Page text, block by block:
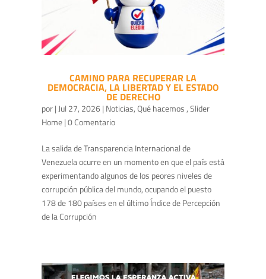
CAMINO PARA RECUPERAR LA
DEMOCRACIA, LA LIBERTAD Y EL ESTADO
DE DERECHO
por| Jul 27, 2026| Noticias,Qué hacemos ,Slider
Home| 0 Comentario
La salida de Transparencia Internacional de
Venezuela ocurre en un momento en que el país está
experimentando algunos de los peores niveles de
corrupción pública del mundo, ocupando el puesto
178 de 180 países en el último Índice de Percepción
de la Corrupción